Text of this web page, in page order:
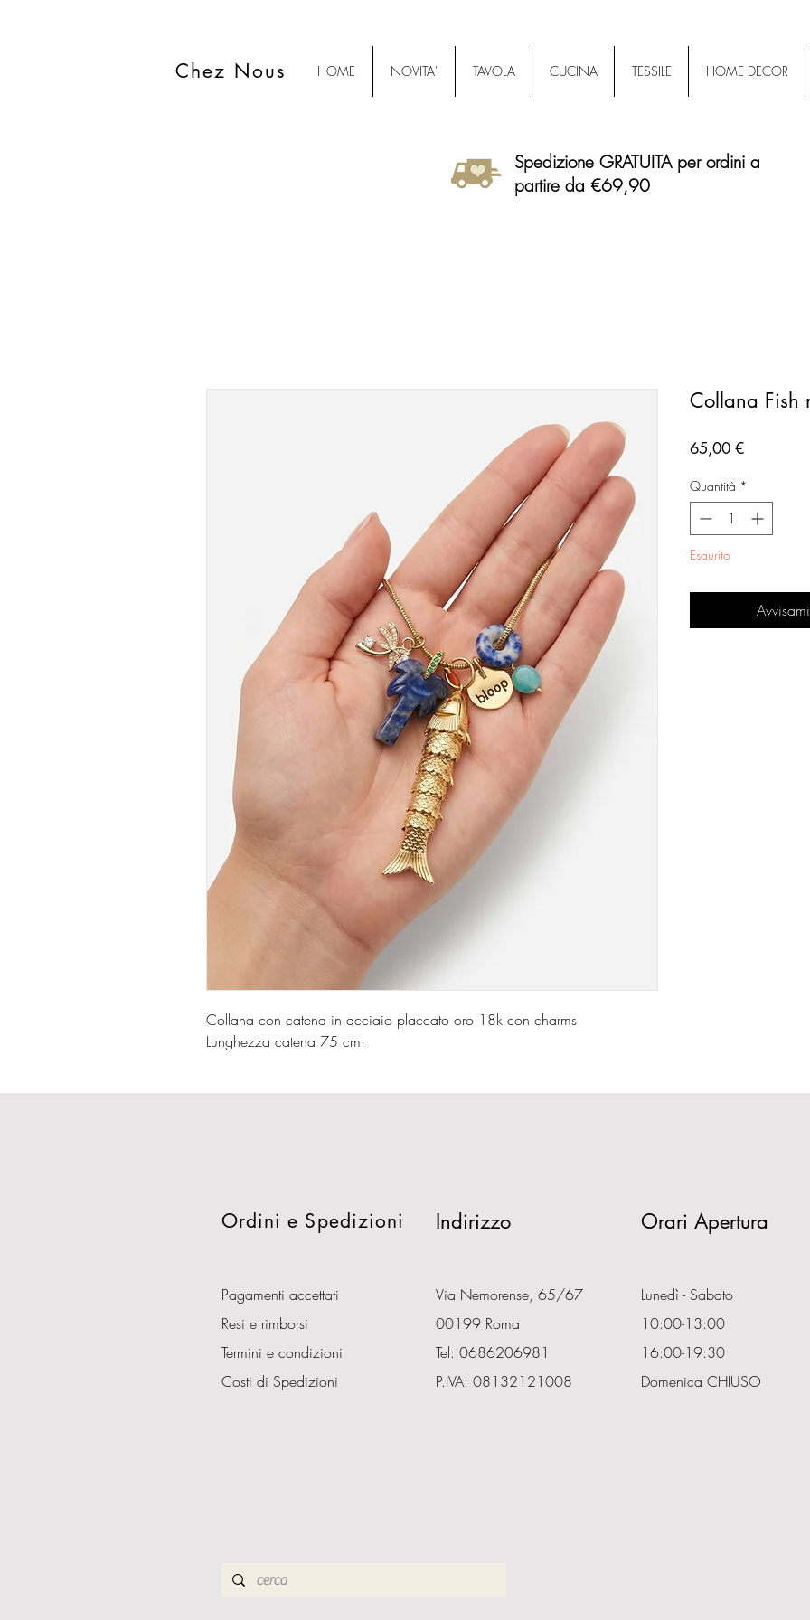
HOME NOVITA' TAVOLA CUCINA TESSILE HOME DECOR
Chez Nous
Spedizione GRATUITA per ordini a
partire da €69,90
Collana con catena in acciaio placcato oro 18k con charms
Lunghezza catena 75 cm.
Collana Fish
65,00 €Prezzo
Quantità *
Esaurito
Ordini e Spedizioni Indirizzo
Pagamenti accettati
Resi e rimborsi
Termini e condizioni
Costi di Spedizioni
Via Nemorense, 65/67
00199 Roma
Tel: 0686206981
P.IVA: 08132121008
Orari Apertura
Lunedì - Sabato
10:00-13:00
16:00-19:30
Domenica CHIUSO